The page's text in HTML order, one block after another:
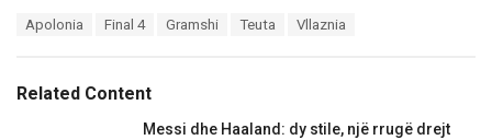
o
r:
Apolonia Final 4 Gramshi Teuta Vllaznia
Related Content
Messi dhe Haaland: dy stile, një rrugë drejt